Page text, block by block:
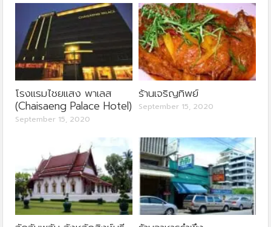
โรงแรมไชยแสง พาเลส
(Chaisaeng Palace Hotel)
September 15, 2020
ร้านเจริญทิพย์
September 15, 2020